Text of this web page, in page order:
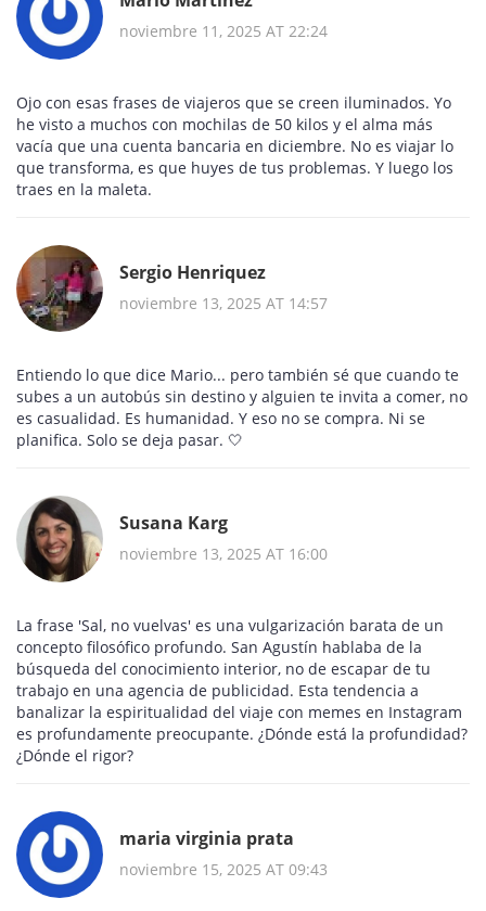
noviembre 11, 2025 AT 22:24
Ojo con esas frases de viajeros que se creen iluminados. Yo
he visto a muchos con mochilas de 50 kilos y el alma más
vacía que una cuenta bancaria en diciembre. No es viajar lo
que transforma, es que huyes de tus problemas. Y luego los
traes en la maleta.
Sergio Henriquez
noviembre 13, 2025 AT 14:57
Entiendo lo que dice Mario... pero también sé que cuando te
subes a un autobús sin destino y alguien te invita a comer, no
es casualidad. Es humanidad. Y eso no se compra. Ni se
planifica. Solo se deja pasar. 🤍
Susana Karg
noviembre 13, 2025 AT 16:00
La frase 'Sal, no vuelvas' es una vulgarización barata de un
concepto filosófico profundo. San Agustín hablaba de la
búsqueda del conocimiento interior, no de escapar de tu
trabajo en una agencia de publicidad. Esta tendencia a
banalizar la espiritualidad del viaje con memes en Instagram
es profundamente preocupante. ¿Dónde está la profundidad?
¿Dónde el rigor?
maria virginia prata
noviembre 15, 2025 AT 09:43